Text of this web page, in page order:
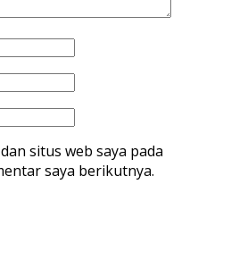
situs web saya pada
saya berikutnya.